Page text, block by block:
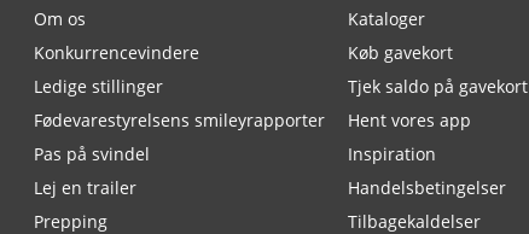
Om os
Konkurrencevindere
Ledige stillinger
Fødevarestyrelsens smileyrapporter
Pas på svindel
Lej en trailer
Prepping
Kataloger
Køb gavekort
Tjek saldo på gavekort
Hent vores app
Inspiration
Handelsbetingelser
Tilbagekaldelser